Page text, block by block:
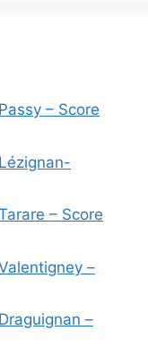
– Score
– Score
–
–